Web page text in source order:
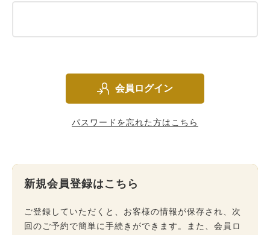
会員ログイン
パスワードを忘れた方はこちら
新規会員登録はこちら
ご登録していただくと、お客様の情報が保存され、次
回のご予約で簡単に手続きができます。また、会員ロ